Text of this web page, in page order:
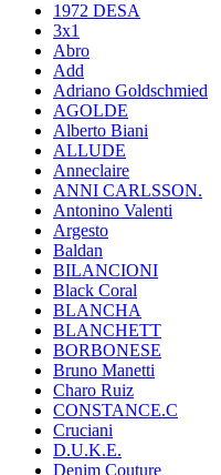
1972 DESA
3x1
Abro
Add
Adriano Goldschmied
AGOLDE
Alberto Biani
ALLUDE
Anneclaire
ANNI CARLSSON.
Antonino Valenti
Argesto
Baldan
BILANCIONI
Black Coral
BLANCHA
BLANCHETT
BORBONESE
Bruno Manetti
Charo Ruiz
CONSTANCE.C
Cruciani
D.U.K.E.
Denim Couture